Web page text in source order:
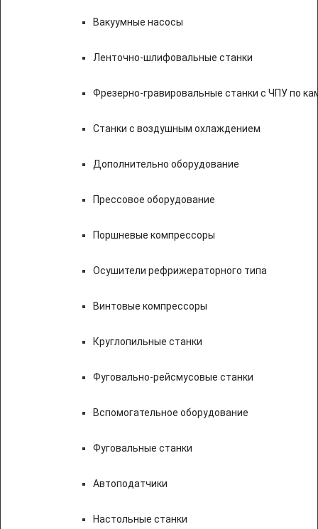
Вакуумные насосы
Ленточно-шлифовальные станки
Фрезерно-гравировальные станки с ЧПУ по
Станки с воздушным охлаждением
Дополнительно оборудование
Прессовое оборудование
Поршневые компрессоры
Осушители рефрижераторного типа
Винтовые компрессоры
Круглопильные станки
Фуговально-рейсмусовые станки
Вспомогательное оборудование
Фуговальные станки
Автоподатчики
Настольные станки